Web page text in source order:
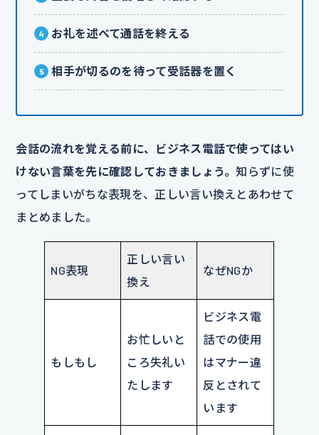
お礼を述べて通話を終える
相手が切るのを待って受話器を置く
会話の流れを覚える前に、ビジネス電話で使ってはい
けない言葉を先に確認しておきましょう。知らずに使
ってしまいがちな表現を、正しい言い換えとあわせて
まとめました。
NG表現
正しい言い
換え
なぜNGか
もしもし
お忙しいと
ころ失礼い
たします
ビジネス電
話での使用
はマナー違
反とされて
います